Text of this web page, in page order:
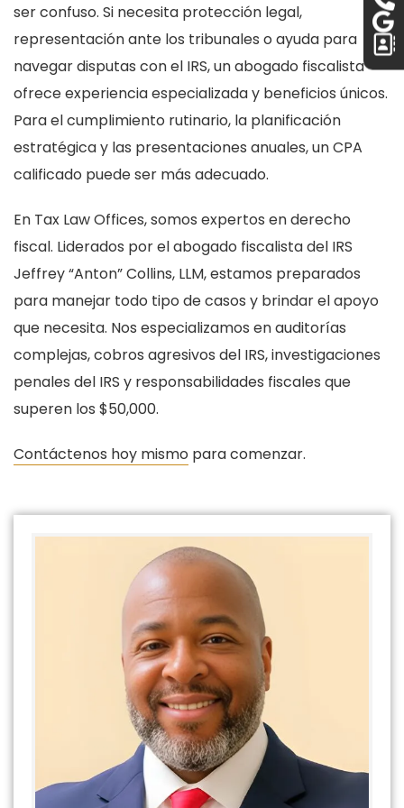
ser confuso. Si necesita protección legal,
representación ante los tribunales o ayuda para
navegar disputas con el IRS, un abogado fiscalista
ofrece experiencia especializada y beneficios únicos.
Para el cumplimiento rutinario, la planificación
estratégica y las presentaciones anuales, un CPA
calificado puede ser más adecuado.
En Tax Law Offices, somos expertos en derecho
fiscal. Liderados por el abogado fiscalista del IRS
Jeffrey “Anton” Collins, LLM, estamos preparados
para manejar todo tipo de casos y brindar el apoyo
que necesita. Nos especializamos en auditorías
complejas, cobros agresivos del IRS, investigaciones
penales del IRS y responsabilidades fiscales que
superen los $50,000.
Contáctenos hoy mismo para comenzar.